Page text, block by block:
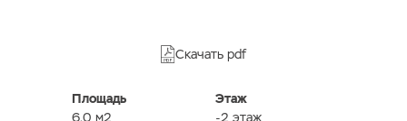
Скачать pdf
Площадь
6,0 м2
Этаж
-2 этаж